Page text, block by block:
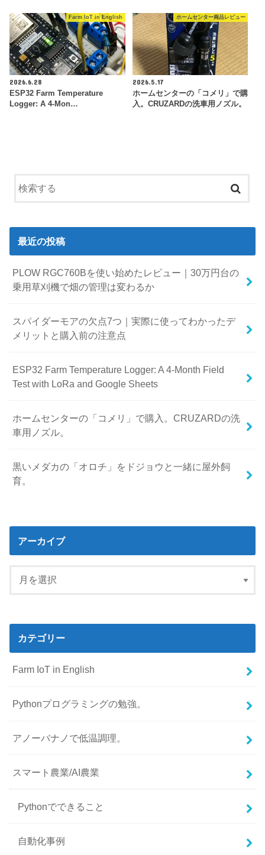
Farm IoT in English
2026.6.28
ESP32 Farm Temperature
Logger: A 4-Mon…
ホームセンター商品レビュー
2026.5.17
ホームセンターの「コメリ」で購
入。CRUZARDの洗車用ノズル。
最近の投稿
PLOW RGC760Bを使い始めたレビュー｜30万円台の
乗用草刈機で畑の管理は変わるか
スパイダーモアの欠点7つ｜実際に使ってわかったデ
メリットと購入前の注意点
ESP32 Farm Temperature Logger: A 4-Month Field
Test with LoRa and Google Sheets
ホームセンターの「コメリ」で購入。CRUZARDの洗
車用ノズル。
黒いメダカの「オロチ」をドジョウと一緒に屋外飼
育。
アーカイブ
カテゴリー
Farm IoT in English
Pythonプログラミングの勉強。
アノーバナノで低温調理。
スマート農業/AI農業
Pythonでできること
自動化事例